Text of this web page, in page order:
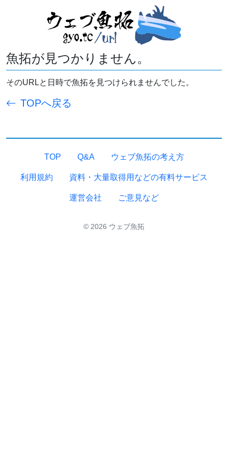
魚拓が見つかりません。
そのURLと日時で魚拓を見つけられませんでした。
TOPへ戻る
TOP Q&A ウェブ魚拓の考え方
利用規約 資料・大量取得用などの有料サービス
運営会社 ご意見など
© 2026 ウェブ魚拓